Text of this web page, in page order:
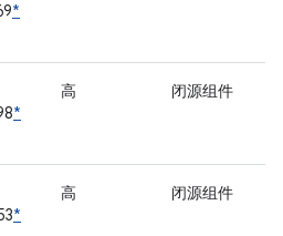
*
*
高 闭源组件
*
高 闭源组件